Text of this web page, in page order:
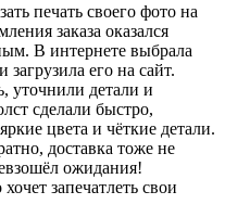
печать своего фото на
заказа оказался
В интернете выбрала
его на сайт.
уточнили детали и
сделали быстро,
цвета и чёткие детали.
доставка тоже не
ожидания!
запечатлеть свои